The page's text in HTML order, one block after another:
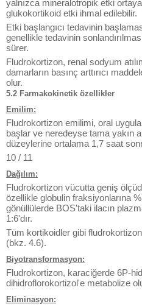
yalnızca mineralotropik etki ortaya
glukokortikoid etki ihmal edilebilir.
Etki başlangıcı tedavinin
genellikle tedavinin
sürer.
Fludrokortizon, renal sodyum
damarların basınç arttırıcı
olur.
5.2 Farmakokinetik özellikler
Emilim:
Fludrokortizon emilimi, oral
başlar ve neredeyse tama yakın
düzeylerine ortalama 1,7 saat
10 / 11
Dağılım:
Fludrokortizon vücutta geniş
özellikle globulin fraksiyonlarına
gönüllülerde BOS'taki ilacın
1:6'dır.
Tüm kortikoidler gibi
(bkz. 4.6).
Biyotransformasyon:
Fludrokortizon, karaciğerde 6P-
dihidroflorokortizol'e metabolize
Eliminasyon: